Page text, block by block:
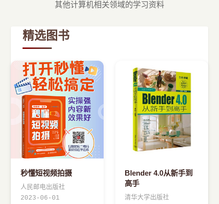
学习路径
其他资源
其他计算机相关领域的学习资料
精选图书
秒懂短视频拍摄
人民邮电出版社
2023-06-01
Blender 4.0从新手到
高手
清华大学出版社